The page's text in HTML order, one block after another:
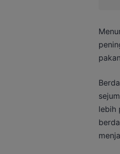
lebih